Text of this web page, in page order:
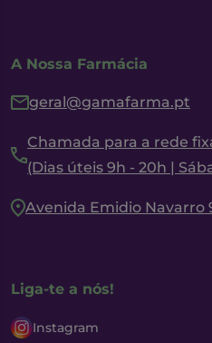
A Nossa Farmácia
geral@gamafarma.pt
Chamada para a rede
(Dias úteis 9h - 20h |
Avenida Emidio Navarro
Liga-te a nós!
Instagram